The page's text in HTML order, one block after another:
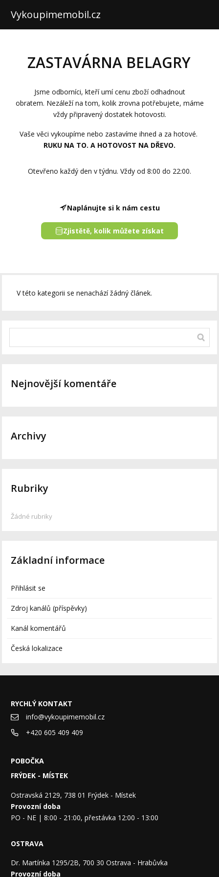
Vykoupimemobil.cz
ZASTAVÁRNA BELAGRY
Jsme odborníci, kteří umí cenu zboží odhadnout
obratem. Nezáleží na tom, kolik zrovna potřebujete, máme
vždy připravený dostatek hotovosti.
Vaše věci vykoupíme nebo zastavíme ihned a za hotové.
RUKU NA TO. A HOTOVOST NA DŘEVO.
Otevřeno každý den v týdnu. Vždy od 8:00 do 22:00.
Naplánujte si k nám cestu
Zjistětě, kolik můžete získat
V této kategorii se nenachází žádný článek.
Nejnovější komentáře
Archivy
Rubriky
Žádné rubriky
Základní informace
Přihlásit se
Zdroj kanálů (příspěvky)
Kanál komentářů
Česká lokalizace
RYCHLÝ KONTAKT
info@vykoupimemobil.cz
+420 605 409 409
POBOČKA
FRÝDEK - MÍSTEK
Ostravská 2129, 738 01 Frýdek - Místek
Provozní doba
PO - NE | 8:00 - 21:00, přestávka 12:00 - 13:00
OSTRAVA
Dr. Martínka 1295/2B, 700 30 Ostrava - Hrabůvka
Provozní doba